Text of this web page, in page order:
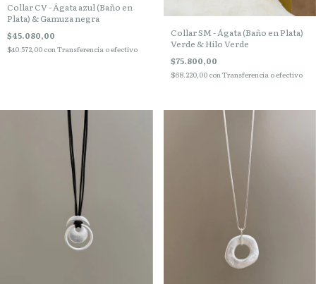
Collar CV - Ágata azul (Baño en
Plata) & Gamuza negra
$45.080,00
$40.572,00 conTransferencia o efectivo
Collar SM - Ágata (Baño en Plata)
Verde & Hilo Verde
$75.800,00
$68.220,00 conTransferencia o efectivo